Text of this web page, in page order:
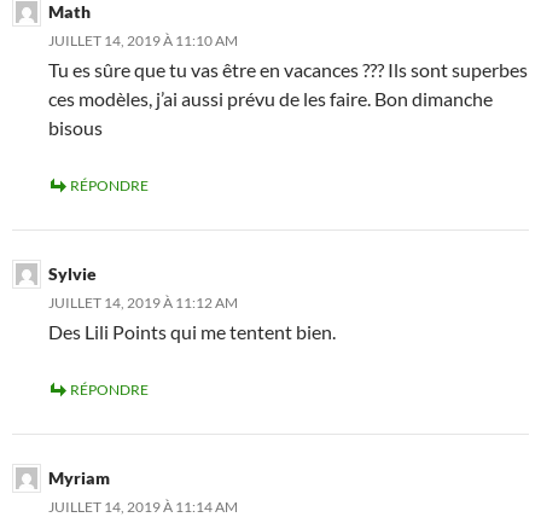
Math
JUILLET 14, 2019 À 11:10 AM
Tu es sûre que tu vas être en vacances ??? Ils sont superbes
ces modèles, j’ai aussi prévu de les faire. Bon dimanche
bisous
RÉPONDRE
Sylvie
JUILLET 14, 2019 À 11:12 AM
Des Lili Points qui me tentent bien.
RÉPONDRE
Myriam
JUILLET 14, 2019 À 11:14 AM